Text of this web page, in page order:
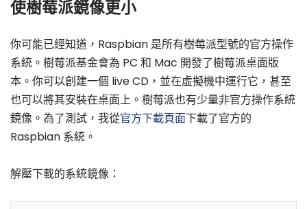
使樹莓派鏡像更小
你可能已經知道，Raspbian 是所有樹莓派型號的官方操作
系統。樹莓派基金會為 PC 和 Mac 開發了樹莓派桌面版
本。你可以創建一個 live CD，並在虛擬機中運行它，甚至
也可以將其安裝在桌面上。樹莓派也有少量非官方​​操作系統
鏡像。為了測試，我從官方下載頁面下載了官方的
Raspbian 系統。
解壓下載的系統鏡像：